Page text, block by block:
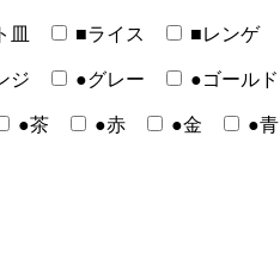
皿 ■ライス ■レンゲ
ジ ●グレー ●ゴールド
●茶 ●赤 ●金 ●青